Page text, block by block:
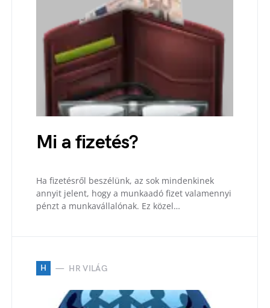
Mi a fizetés?
Ha fizetésről beszélünk, az sok mindenkinek
annyit jelent, hogy a munkaadó fizet valamennyi
pénzt a munkavállalónak. Ez közel…
H HR VILÁG